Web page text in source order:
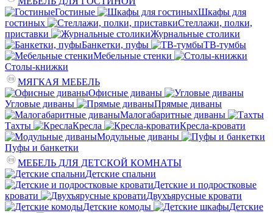
Гостиные
Шкафы для
гостиных
Стеллажи, полки,
приставки
Журнальные столики
Банкетки, пуфы
ТВ-тумбы
Мебельные стенки
Столы-книжки
МЯГКАЯ МЕБЕЛЬ
Офисные диваны
Угловые диваны
Прямые диваны
Малогабаритные диваны
Тахты
Кресла
Кресла-кровати
Модульные диваны
Пуфы и банкетки
МЕБЕЛЬ ДЛЯ ДЕТСКОЙ КОМНАТЫ
Детские спальни
Детские и подростковые
кровати
Двухъярусные кровати
Детские комоды
Детские